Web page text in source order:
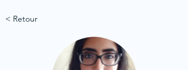
< Retour